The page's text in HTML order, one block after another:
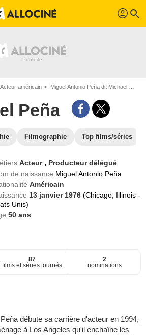
profil search
Acteur américain Miguel Antonio Peña dit Michael Peña
Peña
Filmographie Top films/séries
Acteur , Producteur délégué
de naissance Miguel Antonio Peña
Américain
13 janvier 1976(Chicago, Illinois -
Unis)
50 ans
87
films et séries tournés
2
nominations
débute sa carrière d'acteur en 1994,
à Los Angeles qu'il enchaîne les